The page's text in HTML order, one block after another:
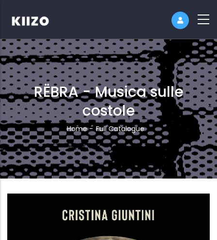
RËBRA - Musica sulle
costole
Breadcrumb
Home - Full Catalogue